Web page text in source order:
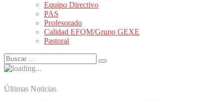
Equipo Directivo
PAS
Profesorado
Calidad EFQM/Grupo GEXE
Pastoral
Últimas Noticias